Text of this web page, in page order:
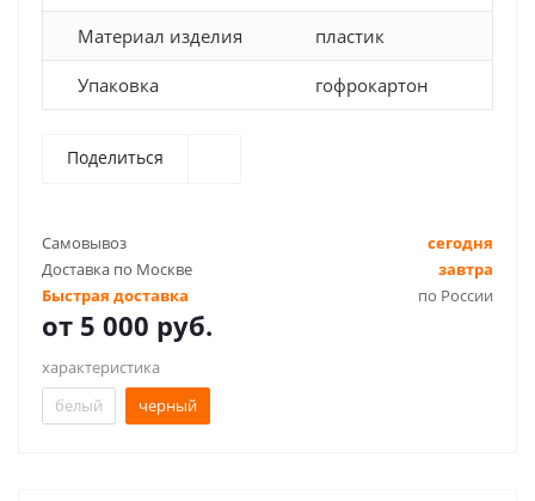
Материал изделия пластик
Упаковка гофрокартон
Поделиться
Самовывоз
сегодня
Доставка по Москве
завтра
Быстрая доставка
по России
от 5 000 руб.
характеристика
белый
черный